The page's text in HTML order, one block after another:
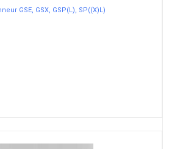
GSE, GSX, GSP(L), SP((X)L)